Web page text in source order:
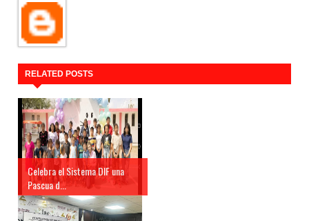
RELATED POSTS
Celebra el Sistema DIF una
Pascua d...